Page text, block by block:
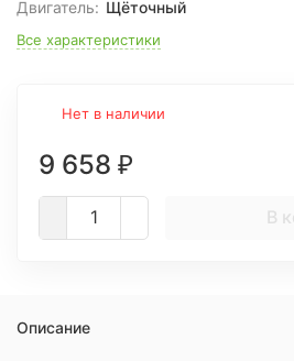
Двигатель: Щёточный
Все характеристики
Нет в наличии
9 658 ₽
В
Описание